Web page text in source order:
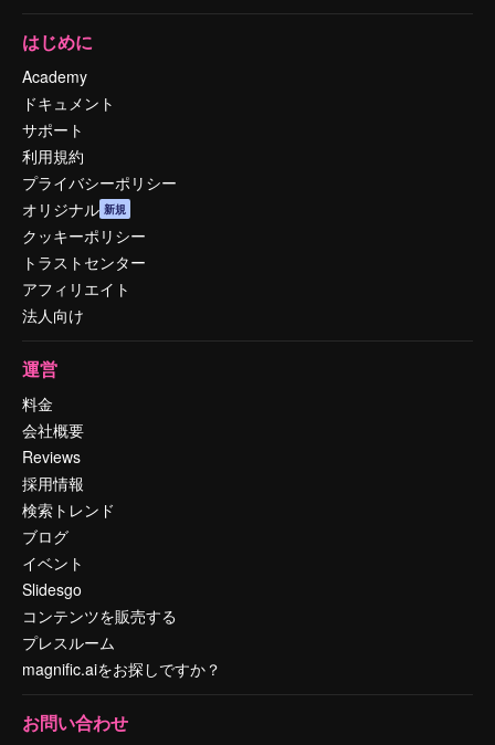
はじめに
Academy
ドキュメント
サポート
利用規約
プライバシーポリシー
オリジナル 新規
クッキーポリシー
トラストセンター
アフィリエイト
法人向け
運営
料金
会社概要
Reviews
採用情報
検索トレンド
ブログ
イベント
Slidesgo
コンテンツを販売する
プレスルーム
magnific.aiをお探しですか？
お問い合わせ